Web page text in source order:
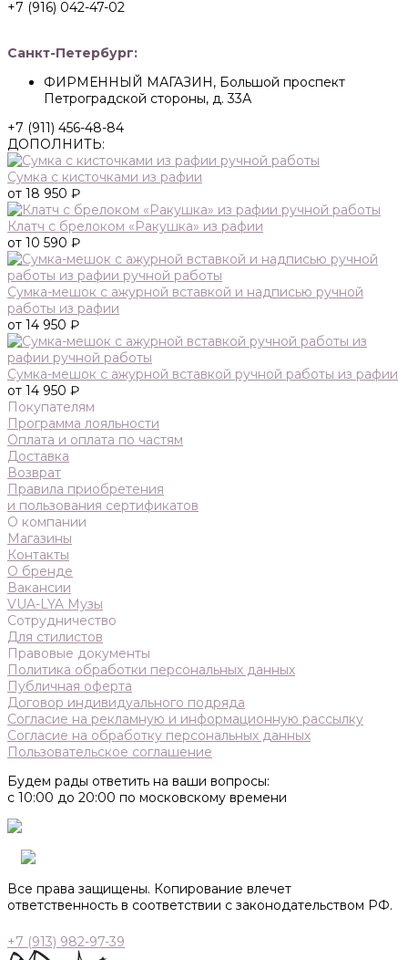
+7 (916) 042-47-02
Санкт-Петербург:
ФИРМЕННЫЙ МАГАЗИН, Большой проспект
Петроградской стороны, д. 33А
+7 (911) 456-48-84
ДОПОЛНИТЬ:
Сумка с кисточками из рафии
от 18 950 ₽
Клатч с брелоком «Ракушка» из рафии
от 10 590 ₽
Сумка-мешок с ажурной вставкой и надписью ручной
работы из рафии
от 14 950 ₽
Сумка-мешок с ажурной вставкой ручной работы из рафии
от 14 950 ₽
Покупателям
Программа лояльности
Оплата и оплата по частям
Доставка
Возврат
Правила приобретения
и пользования сертификатов
О компании
Магазины
Контакты
О бренде
Вакансии
VUA-LYA Музы
Сотрудничество
Для стилистов
Правовые документы
Политика обработки персональных данных
Публичная оферта
Договор индивидуального подряда
Согласие на рекламную и информационную рассылку
Согласие на обработку персональных данных
Пользовательское соглашение
Будем рады ответить на ваши вопросы:
с 10:00 до 20:00 по московскому времени
Все права защищены. Копирование влечет
ответственность в соответствии с законодательством РФ.
+7 (913) 982-97-39